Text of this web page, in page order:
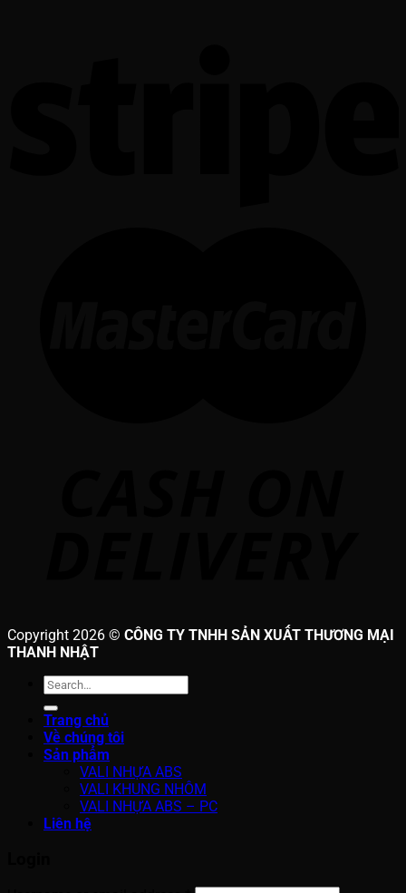
Copyright 2026 © CÔNG TY TNHH SẢN XUẤT THƯƠNG MẠI
THANH NHẬT
Search
Trang chủ
Về chúng tôi
Sản phẩm
VALI NHỰA ABS
VALI KHUNG NHÔM
VALI NHỰA ABS – PC
Liên hệ